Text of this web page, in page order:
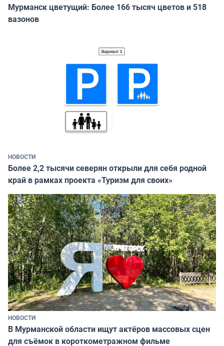
Мурманск цветущий: Более 166 тысяч цветов и 518
вазонов
НОВОСТИ
Более 2,2 тысячи северян открыли для себя родной
край в рамках проекта «Туризм для своих»
НОВОСТИ
В Мурманской области ищут актёров массовых сцен
для съёмок в короткометражном фильме